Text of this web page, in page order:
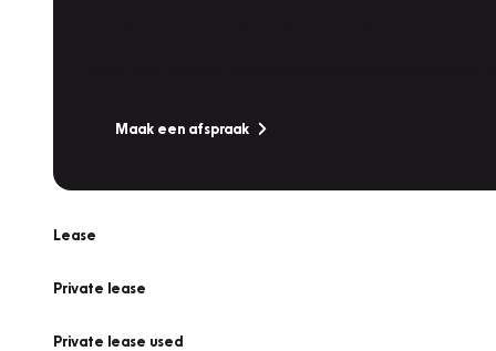
Maak een afspraak
Lease
Private lease
Private lease used